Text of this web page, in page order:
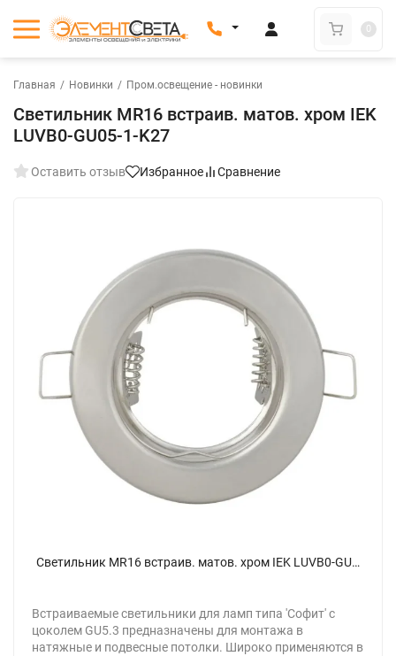
0
Главная / Новинки / Пром.освещение - новинки
Светильник MR16 встраив. матов. хром IEK
LUVB0-GU05-1-K27
Оставить отзыв Избранное Сравнение
Светильник MR16 встраив. матов. хром IEK LUVB0-GU05-1-K27 - фото
Встраиваемые светильники для ламп типа 'Софит' с
цоколем GU5.3 предназначены для монтажа в
натяжные и подвесные потолки. Широко применяются в